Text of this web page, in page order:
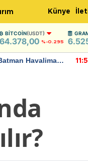
Künye
BITCOIN(USDT)
64.378,00 %-0.295
Havalimanı